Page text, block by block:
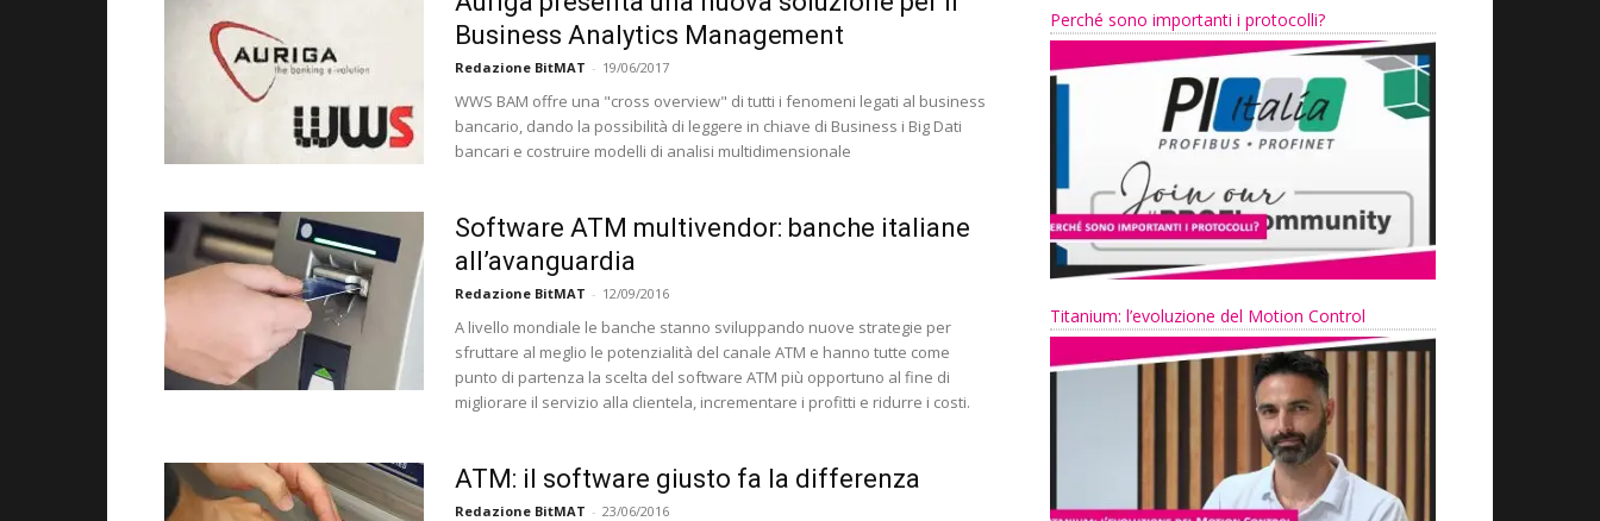
Business Analytics Management
Redazione BitMAT - 19/06/2017
WWS BAM offre una "cross overview" di tutti i fenomeni legati al business
bancario, dando la possibilità di leggere in chiave di Business i Big Dati
bancari e costruire modelli di analisi multidimensionale
Software ATM multivendor: banche italiane
all’avanguardia
Redazione BitMAT - 12/09/2016
A livello mondiale le banche stanno sviluppando nuove strategie per
sfruttare al meglio le potenzialità del canale ATM e hanno tutte come
punto di partenza la scelta del software ATM più opportuno al fine di
migliorare il servizio alla clientela, incrementare i profitti e ridurre i costi.
ATM: il software giusto fa la differenza
Redazione BitMAT - 23/06/2016
Perché sono importanti i protocolli?
Titanium: l’evoluzione del Motion Control